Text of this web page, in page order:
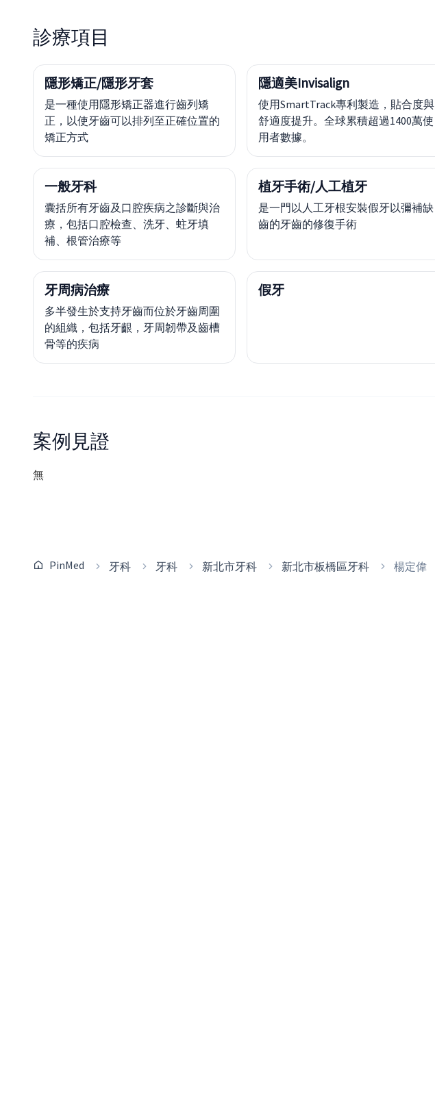
診療項目
隱形矯正/隱形牙套
是一種使用隱形矯正器進行齒列矯
正，以使牙齒可以排列至正確位置的
矯正方式
隱適美Invisalign
使用SmartTrack專利製造，貼合度與
舒適度提升。全球累積超過1400萬使
用者數據。
一般牙科
囊括所有牙齒及口腔疾病之診斷與治
療，包括口腔檢查、洗牙、蛀牙填
補、根管治療等
植牙手術/人工植牙
是一門以人工牙根安裝假牙以彌補缺
齒的牙齒的修復手術
牙周病治療
多半發生於支持牙齒而位於牙齒周圍
的組織，包括牙齦，牙周韌帶及齒槽
骨等的疾病
假牙
案例見證
無
PinMed 牙科 牙科 新北市牙科 新北市板橋區牙科 楊定偉